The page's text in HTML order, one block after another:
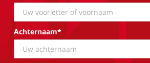
Achternaam*